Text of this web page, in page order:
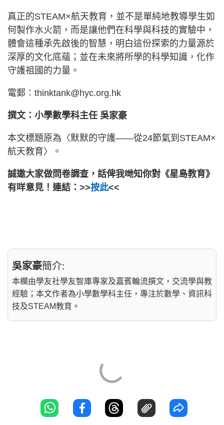
真正的STEAM×航天教育，並不是單純地教導學生如
何製作水火箭，而是讓他們在科學與科技的實驗中，
體會這種承先啟後的智慧，明白這份探索的力量源於
深厚的文化底蘊；並在未來將所學的科學知識，化作
守護祖國的力量。
電郵：thinktank@hyc.org.hk
撰文：小學數學科主任 吳家豪
本文標題原為〈默默的守護——從24節氣到STEAM×
航天教育〉。
誠邀大家做問卷調查，話俾我哋知你對《星島教育》
有咩意見！連結：>>按此<<
吳家豪簡介:
本欄由學友社學友智庫專家及嘉賓輪流撰文，交流學與教
經驗；本文作者為小學數學科主任，專注於數學、資訊科
技及STEAM教育。